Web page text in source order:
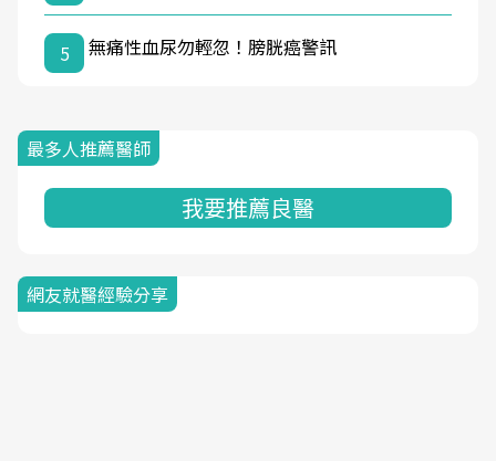
5 無痛性血尿勿輕忽！膀胱癌警訊
最多人推薦醫師
我要推薦良醫
網友就醫經驗分享